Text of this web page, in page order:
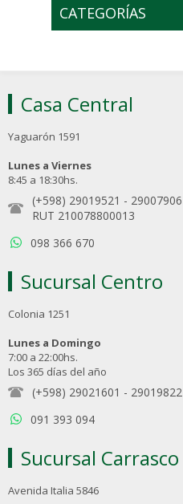
CATEGORÍAS
Casa Central
Yaguarón 1591
Lunes a Viernes
8:45 a 18:30hs.
(+598) 29019521 - 29007906
RUT 210078800013
098 366 670
Sucursal Centro
Colonia 1251
Lunes a Domingo
7:00 a 22:00hs.
Los 365 días del año
(+598) 29021601 - 29019822
091 393 094
Sucursal Carrasco
Avenida Italia 5846